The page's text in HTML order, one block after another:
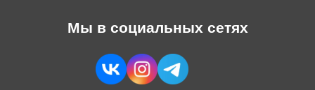
Мы в социальных сетях